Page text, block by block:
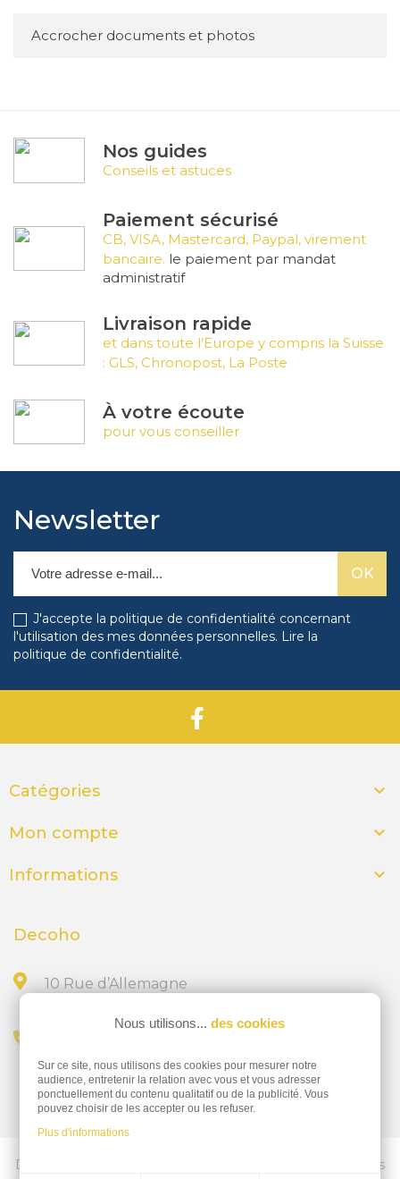
Accrocher documents et photos
Nos guides
Conseils et astuces
Paiement sécurisé
CB, VISA, Mastercard, Paypal, virement
bancaire. le paiement par mandat
administratif
Livraison rapide
et dans toute l’Europe y compris la Suisse
: GLS, Chronopost, La Poste
À votre écoute
pour vous conseiller
Newsletter
J'accepte la politique de confidentialité concernant
l'utilisation des mes données personnelles. Lire la
politique de confidentialité.
Catégories 
Mon compte 
Informations 
Decoho
10 Rue d’Allemagne
02 28 23 15 32
Nous utilisons... des cookies
Sur ce site, nous utilisons des cookies pour mesurer notre
audience, entretenir la relation avec vous et vous adresser
ponctuellement du contenu qualitatif ou de la publicité. Vous
pouvez choisir de les accepter ou les refuser.
Plus d'informations
Découvrez nos services d'impressions professionnelles